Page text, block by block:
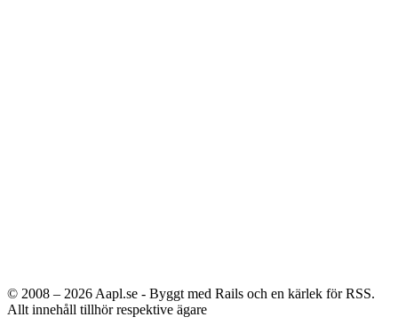
© 2008 – 2026 Aapl.se - Byggt med Rails och en kärlek för RSS.
Allt innehåll tillhör respektive ägare